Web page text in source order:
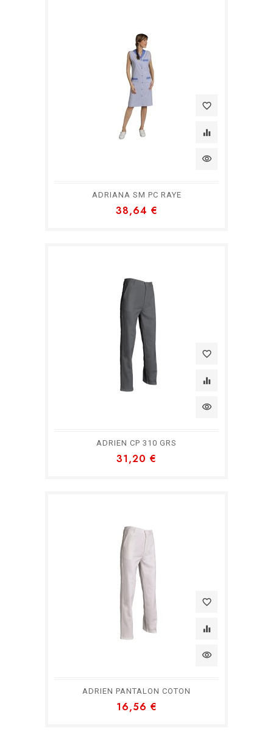
favorite_border
equalizer
visibility
ADRIANA SM PC RAYE
38,64 €
favorite_border
equalizer
visibility
ADRIEN CP 310 GRS
31,20 €
favorite_border
equalizer
visibility
ADRIEN PANTALON COTON
16,56 €